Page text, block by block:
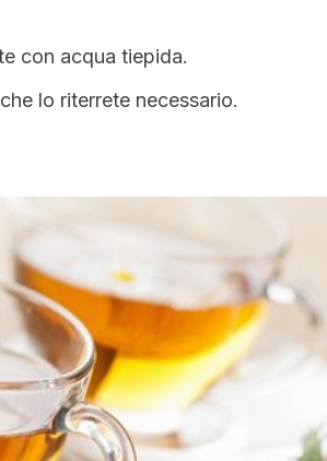
con acqua tiepida.
lo riterrete necessario.